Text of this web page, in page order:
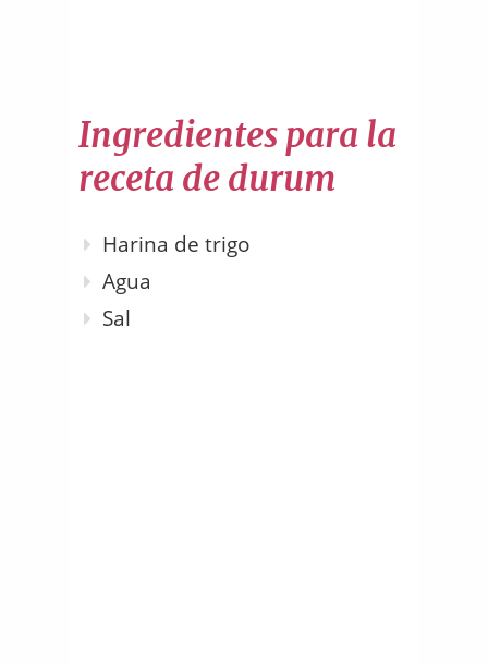
Ingredientes para la
receta de durum
Harina de trigo
Agua
Sal